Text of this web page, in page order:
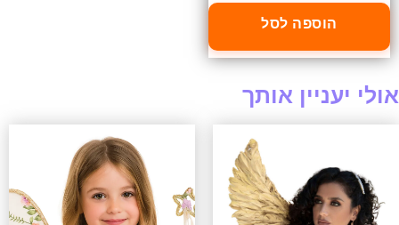
הוספה לסל
אולי יעניין אותך